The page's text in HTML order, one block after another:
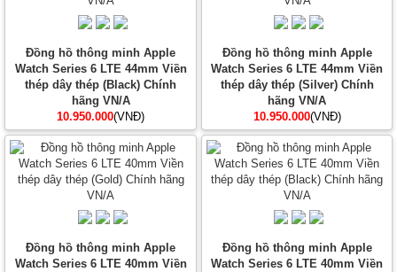
Đồng hồ thông minh Apple
Watch Series 6 LTE 44mm Viền
thép dây thép (Black) Chính
hãng VN/A
10.950.000(VNĐ)
Đồng hồ thông minh Apple
Watch Series 6 LTE 44mm Viền
thép dây thép (Silver) Chính
hãng VN/A
10.950.000(VNĐ)
Đồng hồ thông minh Apple
Watch Series 6 LTE 40mm Viền
Đồng hồ thông minh Apple
Watch Series 6 LTE 40mm Viền